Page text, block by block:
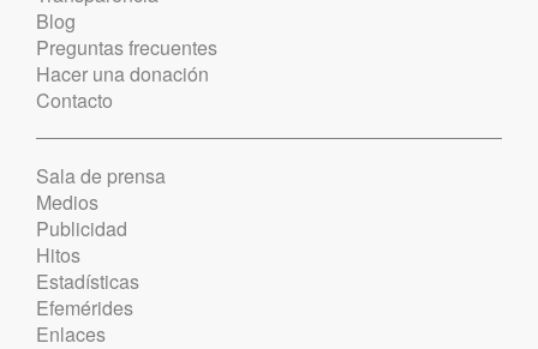
Blog
Preguntas frecuentes
Hacer una donación
Contacto
Sala de prensa
Medios
Publicidad
Hitos
Estadísticas
Efemérides
Enlaces